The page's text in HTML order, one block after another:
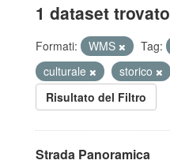
1 dataset trovato
Formati: WMS Tag:
culturale
storico
Risultato del Filtro
Strada Panoramica